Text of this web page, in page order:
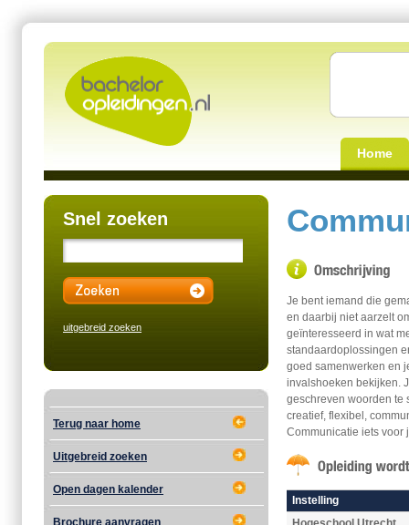
Home
Snel zoeken
uitgebreid zoeken
Terug naar home
Uitgebreid zoeken
Open dagen kalender
Brochure aanvragen
Je bent iemand die
en daarbij niet aarzelt
geïnteresseerd in wat
standaardoplossingen
goed samenwerken en
invalshoeken bekijken.
geschreven woorden te
creatief, flexibel,
Communicatie iets voor
Instelling